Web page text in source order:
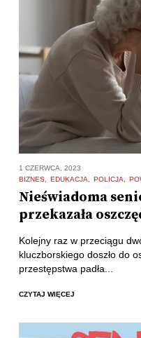
1 CZERWCA, 2023
BIZNES
EDUKACJA POLICJA
Nieświadoma
przekazała
Kolejny raz w przeciągu
kluczborskiego doszło do
przestępstwa padła...
CZYTAJ WIĘCEJ